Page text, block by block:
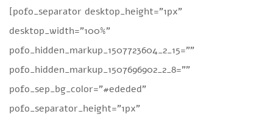
[pofo_separator desktop_height=”1px”
desktop_width=”100%”
pofo_hidden_markup_1507723604_2_15=””
pofo_hidden_markup_1507696902_2_8=””
pofo_sep_bg_color=”#ededed”
pofo_separator_height=”1px”